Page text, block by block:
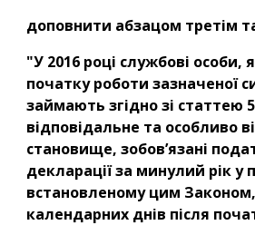
доповнити абзацом третім
"У 2016 році службові особи,
початку роботи зазначеної
займають згідно зі статтею
відповідальне та особливо
становище, зобов’язані
декларації за минулий рік у
встановленому цим
календарних днів після